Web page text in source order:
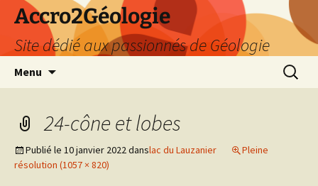
Accro2Géologie
Site dédié aux passionnés de Géologie
Menu
24-cône et lobes
Publié le 10 janvier 2022danslac du Lauzanier
Pleine
résolution (1057 × 820)